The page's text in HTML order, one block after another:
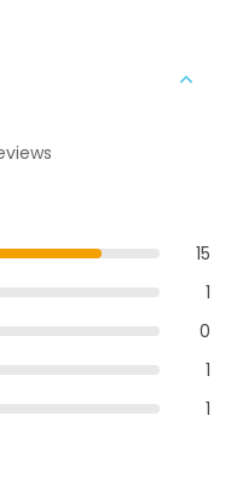
15
1
0
1
1